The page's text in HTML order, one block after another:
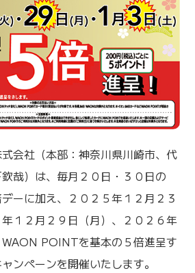
会社（本部：神奈川県川崎市、代
哉）は、毎月２０日・３０日の
ーに加え、２０２５年１２月２３
１２月２９日（月）、２０２６年
WAON POINTを基本の５倍進呈す
ンペーンを開催いたします。